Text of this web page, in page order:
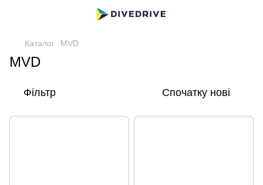
Каталог MVD
MVD
Фільтр Спочатку нові